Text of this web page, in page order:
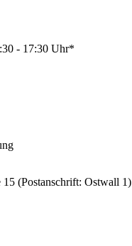
- 17:30 Uhr*
15 (Postanschrift: Ostwall 1)